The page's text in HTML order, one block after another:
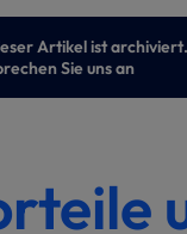
Artikel ist
Sie uns an